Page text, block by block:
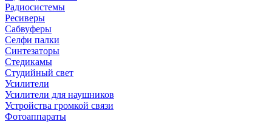
Радиосистемы
Ресиверы
Сабвуферы
Селфи палки
Синтезаторы
Стедикамы
Студийный свет
Усилители
Усилители для наушников
Устройства громкой связи
Фотоаппараты